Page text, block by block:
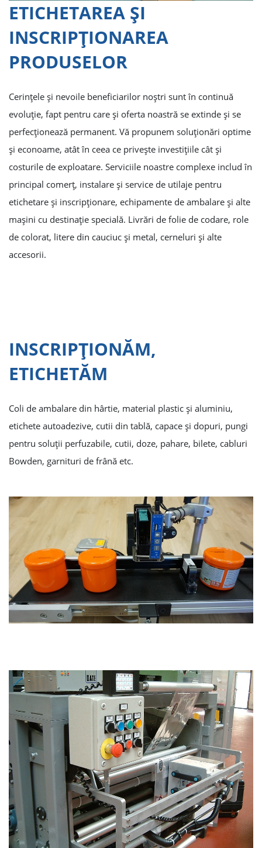
ETICHETAREA ŞI
INSCRIPŢIONAREA
PRODUSELOR
Cerinţele şi nevoile beneficiarilor noştri sunt în continuă
evoluţie, fapt pentru care şi oferta noastră se extinde şi se
perfecţionează permanent. Vă propunem soluţionări optime
şi econoame, atât în ceea ce priveşte investiţiile cât şi
costurile de exploatare. Serviciile noastre complexe includ în
principal comerţ, instalare şi service de utilaje pentru
etichetare şi inscripţionare, echipamente de ambalare şi alte
maşini cu destinaţie specială. Livrări de folie de codare, role
de colorat, litere din cauciuc şi metal, cerneluri şi alte
accesorii.
INSCRIPŢIONĂM,
ETICHETĂM
Coli de ambalare din hârtie, material plastic şi aluminiu,
etichete autoadezive, cutii din tablă, capace şi dopuri, pungi
pentru soluţii perfuzabile, cutii, doze, pahare, bilete, cabluri
Bowden, garnituri de frână etc.